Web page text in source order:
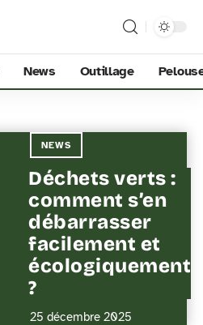
News Outillage
NEWS
Déchets verts :
comment s’en
débarrasser
facilement et
écologiquement
?
25 décembre 2025